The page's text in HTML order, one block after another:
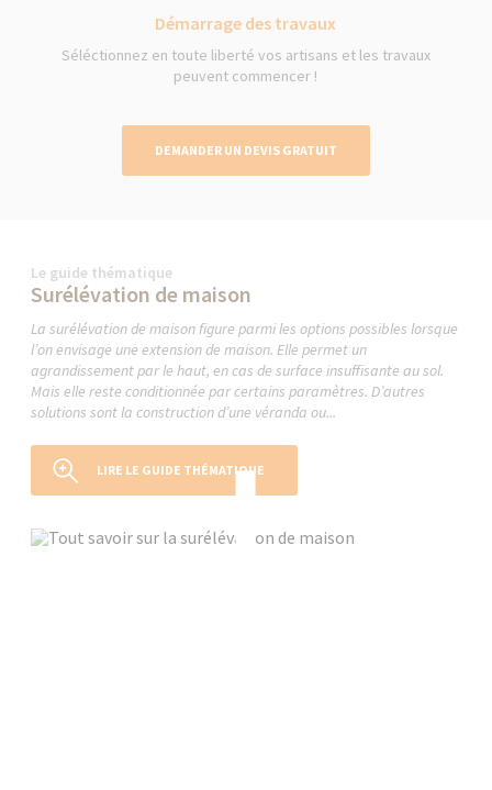
Démarrage des travaux
Séléctionnez en toute liberté vos artisans et les travaux
peuvent commencer !
DEMANDER UN DEVIS GRATUIT
Le guide thématique
Surélévation de maison
La surélévation de maison figure parmi les options possibles lorsque
l’on envisage une extension de maison. Elle permet un
agrandissement par le haut, en cas de surface insuffisante au sol.
Mais elle reste conditionnée par certains paramètres. D’autres
solutions sont la construction d’une véranda ou...
LIRE LE GUIDE THÉMATIQUE